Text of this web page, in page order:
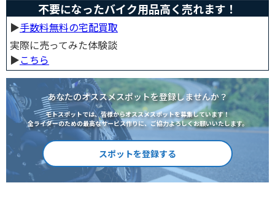
不要になったバイク用品高く売れます！
▶︎手数料無料の宅配買取
実際に売ってみた体験談
▶︎こちら
あなたのオススメスポットを登録しませんか？
モトスポットでは、皆様からオススメスポットを募集しています！
全ライダーのための最高なサービス作りに、ご協力よろしくお願いいたします。
スポットを登録する